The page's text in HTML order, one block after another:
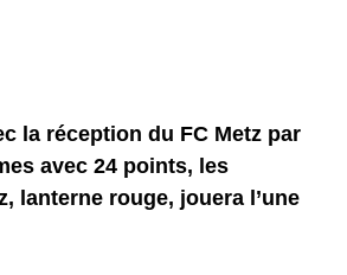
la réception du FC Metz par
avec 24 points, les
lanterne rouge, jouera l’une